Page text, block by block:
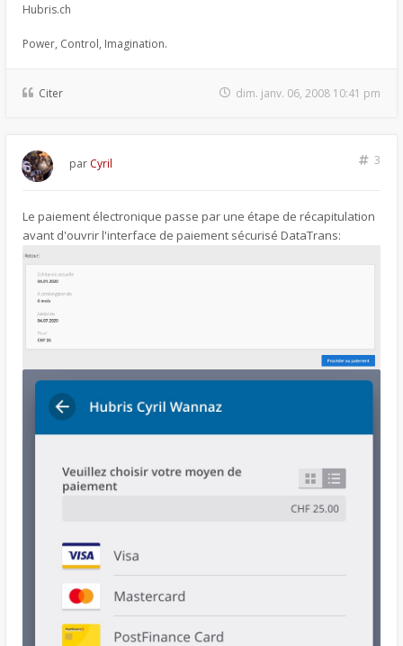
Hubris.ch
Power, Control, Imagination.
Citer dim. janv. 06, 2008 10:41 pm
3
par Cyril
Le paiement électronique passe par une étape de récapitulation
avant d'ouvrir l'interface de paiement sécurisé DataTrans: